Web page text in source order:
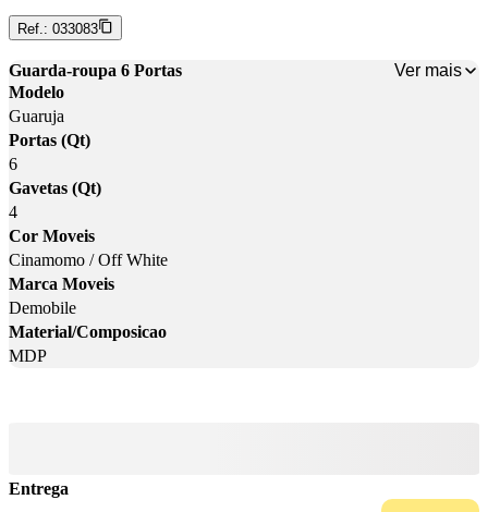
Ref.: 033083
Guarda-roupa 6 Portas
Ver mais
Modelo
Guaruja
Portas (Qt)
6
Gavetas (Qt)
4
Cor Moveis
Cinamomo / Off White
Marca Moveis
Demobile
Material/Composicao
MDP
Entrega